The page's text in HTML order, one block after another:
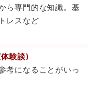
ら専門的な知識。基
レスなど
験談)
考になることがいっ